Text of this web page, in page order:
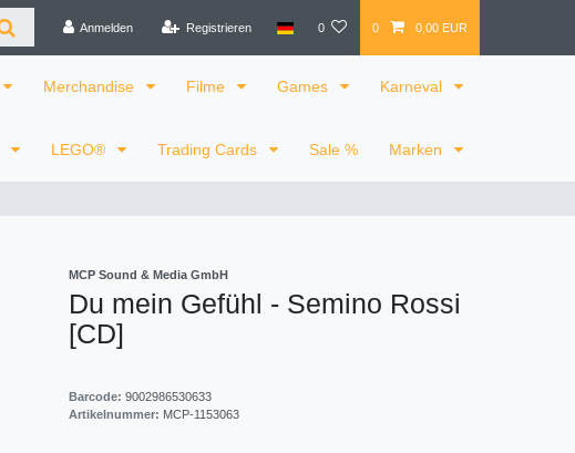
Anmelden Registrieren 0 0 0,00 EUR
Merchandise Filme Games Karneval
LEGO® Trading Cards Sale % Marken
MCP Sound & Media GmbH
Du mein Gefühl - Semino Rossi
[CD]
Barcode: 9002986530633
Artikelnummer: MCP-1153063